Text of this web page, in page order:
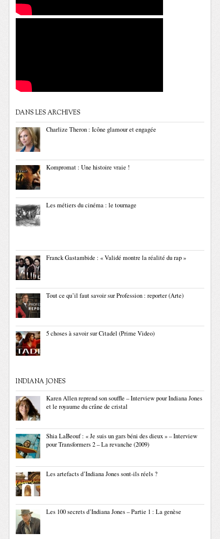
DANS LES ARCHIVES
Charlize Theron : Icône glamour et engagée
Kompromat : Une histoire vraie !
Les métiers du cinéma : le tournage
Franck Gastambide : « Validé montre la réalité du rap »
Tout ce qu’il faut savoir sur Profession : reporter (Arte)
5 choses à savoir sur Citadel (Prime Video)
INDIANA JONES
Karen Allen reprend son souffle – Interview pour Indiana Jones
et le royaume du crâne de cristal
Shia LaBeouf : « Je suis un gars béni des dieux » – Interview
pour Transformers 2 – La revanche (2009)
Les artefacts d’Indiana Jones sont-ils réels ?
Les 100 secrets d’Indiana Jones – Partie 1 : La genèse